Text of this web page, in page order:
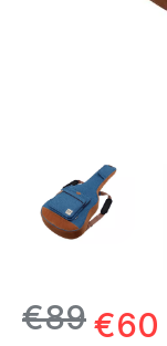
€89€60